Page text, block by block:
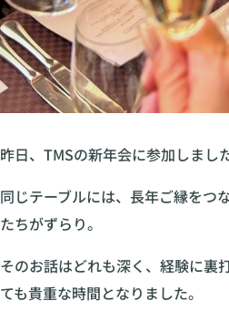
昨日、TMSの新年会に参加しました
同じテーブルには、長年ご縁をつ
たちがずらり。
そのお話はどれも深く、経験に裏
ても貴重な時間となりました。